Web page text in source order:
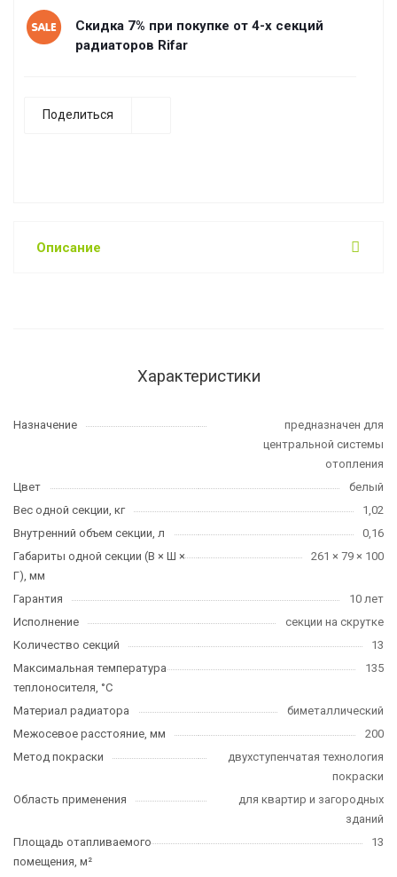
Скидка 7% при покупке от 4-х секций
радиаторов Rifar
Поделиться
Описание
Характеристики
Назначение
предназначен для
центральной системы
отопления
Цвет
белый
Вес одной секции, кг
1,02
Внутренний объем секции, л
0,16
Габариты одной секции (В × Ш ×
Г), мм
261 × 79 × 100
Гарантия
10 лет
Исполнение
секции на скрутке
Количество секций
13
Максимальная температура
теплоносителя, °C
135
Материал радиатора
биметаллический
Межосевое расстояние, мм
200
Метод покраски
двухступенчатая технология
покраски
Область применения
для квартир и загородных
зданий
Площадь отапливаемого
помещения, м²
13